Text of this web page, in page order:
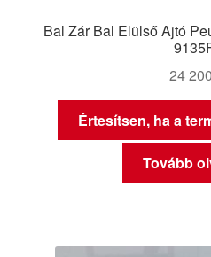
Bal Zár Bal Elülső Ajtó
24 200
Értesítsen, ha a
Tovább